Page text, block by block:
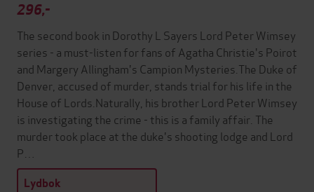
296,-
The second book in Dorothy L Sayers Lord Peter Wimsey
series - a must-listen for fans of Agatha Christie's Poirot
and Margery Allingham's Campion Mysteries.The Duke of
Denver, accused of murder, stands trial for his life in the
House of Lords.Naturally, his brother Lord Peter Wimsey
is investigating the crime - this is a family affair. The
murder took place at the duke's shooting lodge and Lord
P…
Lydbok